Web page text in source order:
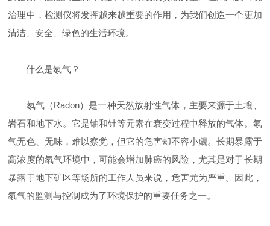
治理中，检测仪将发挥越来越重要的作用，为我们创造一个更加
清洁、安全、绿色的生活环境。
什么是氡气？
氡气（Radon）是一种天然放射性气体，主要来源于土壤、
岩石和地下水。它是铀和钍等元素在衰变过程中释放的气体。氡
气无色、无味，难以察觉，但它的危害却不容小觑。长期暴露于
高浓度的氡气环境中，可能会增加肺癌的风险，尤其是对于长期
暴露于地下矿区等场所的工作人员来说，危害尤为严重。因此，
氡气的监测与控制成为了环境保护的重要任务之一。